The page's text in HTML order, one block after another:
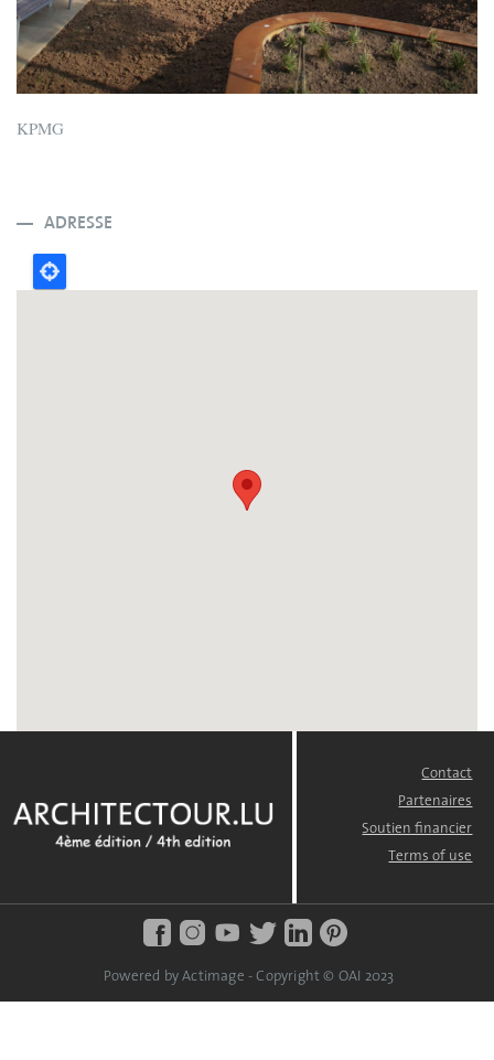
KPMG
ADRESSE
Contact
Partenaires
Soutien financier
Terms of use
Powered by Actimage - Copyright © OAI 2023